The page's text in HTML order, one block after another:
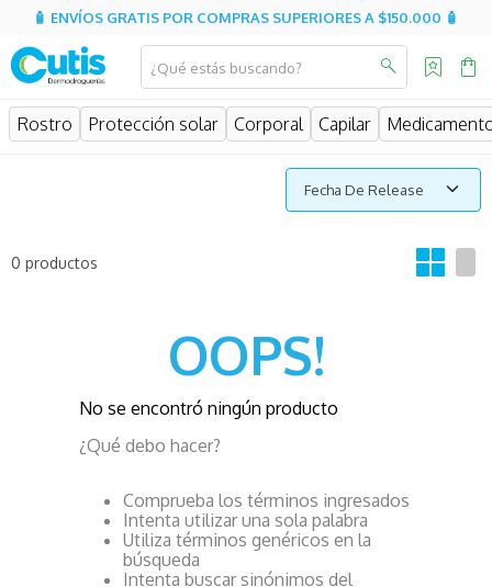
🧴 ENVÍOS GRATIS POR COMPRAS SUPERIORES A $150.000 🧴
¿Qué estás buscando?
Rostro Protección solar Corporal Capilar
Fecha De Release
0 productos
OOPS!
No se encontró ningún producto
¿Qué debo hacer?
Comprueba los términos ingresados
Intenta utilizar una sola palabra
Utiliza términos genéricos en la
búsqueda
Intenta buscar sinónimos del
MÁS BUSCADOS